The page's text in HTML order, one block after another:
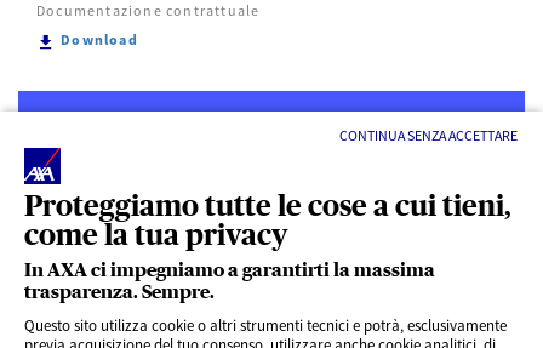
Proteggiamo tutte le cose a cui tieni,
come la tua privacy
In AXA ci impegniamo a garantirti la massima
trasparenza. Sempre.
Questo sito utilizza cookie o altri strumenti tecnici e potrà, esclusivamente
CONTINUA SENZA ACCETTARE
Documentazione contrattuale
Download
LINK UTILI
ACCESSO VELOCE